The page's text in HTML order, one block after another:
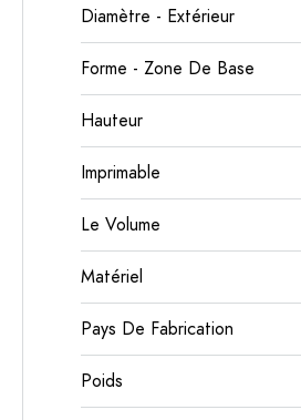
Diamètre - Extérieur
Forme - Zone De Base
Hauteur
Imprimable
Le Volume
Matériel
Pays De Fabrication
Poids